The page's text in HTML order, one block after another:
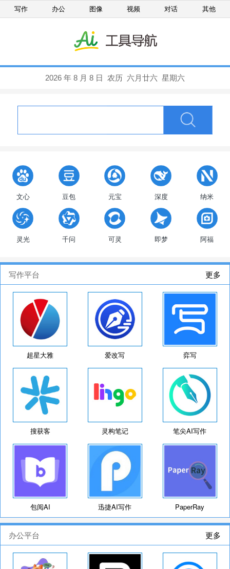
写作 办公 图像 视频 对话 其他
文心 豆包 元宝 深度 纳米
灵光 千问 可灵 即梦 阿福
写作平台 更多
超星大雅 爱改写 弈写
搜获客 灵构笔记 笔尖AI写作
包阅AI 迅捷AI写作 PaperRay
办公平台 更多